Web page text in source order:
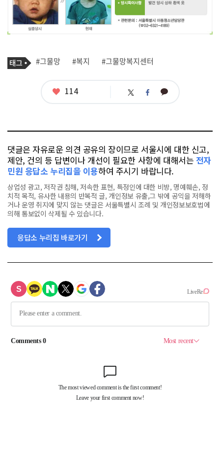
기
사
태
그
#그물망 #복지 #그물망복지센터
좋
114 트 페 카
댓글은 자유로운 의견 공유의 장이므로 서울시에 대한 신고,
제안, 건의 등 답변이나 개선이 필요한 사항에 대해서는 전자
민원 응답소 누리집을 이용하여 주시기 바랍니다.
상업성 광고, 저작권 침해, 저속한 표현, 특정인에 대한 비방, 명예훼손, 정
치적 목적, 유사한 내용의 반복적 글, 개인정보 유출,그 밖에 공익을 저해하
거나 운영 취지에 맞지 않는 댓글은 서울특별시 조례 및 개인정보보호법에
의해 통보없이 삭제될 수 있습니다.
응답소 누리집 바로가기